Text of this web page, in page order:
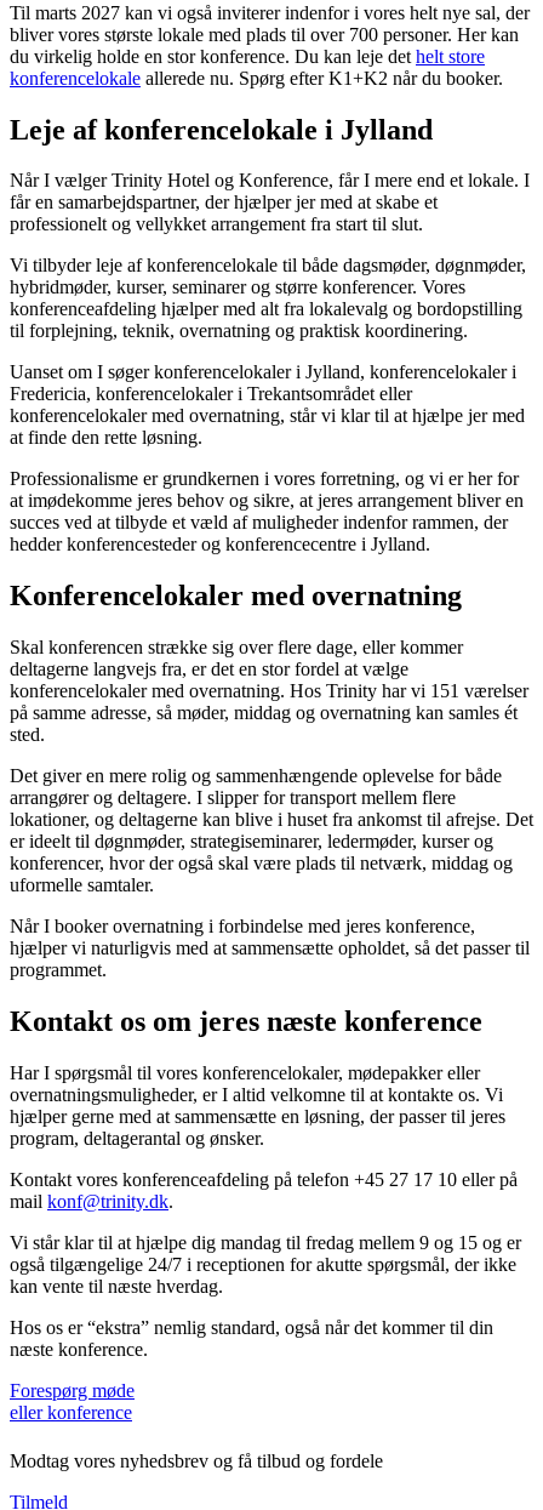
Til marts 2027 kan vi også inviterer indenfor i vores helt nye sal, der
bliver vores største lokale med plads til over 700 personer. Her kan
du virkelig holde en stor konference. Du kan leje det helt store
konferencelokale allerede nu. Spørg efter K1+K2 når du booker.
Leje af konferencelokale i Jylland
Når I vælger Trinity Hotel og Konference, får I mere end et lokale. I
får en samarbejdspartner, der hjælper jer med at skabe et
professionelt og vellykket arrangement fra start til slut.
Vi tilbyder leje af konferencelokale til både dagsmøder, døgnmøder,
hybridmøder, kurser, seminarer og større konferencer. Vores
konferenceafdeling hjælper med alt fra lokalevalg og bordopstilling
til forplejning, teknik, overnatning og praktisk koordinering.
Uanset om I søger konferencelokaler i Jylland, konferencelokaler i
Fredericia, konferencelokaler i Trekantsområdet eller
konferencelokaler med overnatning, står vi klar til at hjælpe jer med
at finde den rette løsning.
Professionalisme er grundkernen i vores forretning, og vi er her for
at imødekomme jeres behov og sikre, at jeres arrangement bliver en
succes ved at tilbyde et væld af muligheder indenfor rammen, der
hedder konferencesteder og konferencecentre i Jylland.
Konferencelokaler med overnatning
Skal konferencen strække sig over flere dage, eller kommer
deltagerne langvejs fra, er det en stor fordel at vælge
konferencelokaler med overnatning. Hos Trinity har vi 151 værelser
på samme adresse, så møder, middag og overnatning kan samles ét
sted.
Det giver en mere rolig og sammenhængende oplevelse for både
arrangører og deltagere. I slipper for transport mellem flere
lokationer, og deltagerne kan blive i huset fra ankomst til afrejse. Det
er ideelt til døgnmøder, strategiseminarer, ledermøder, kurser og
konferencer, hvor der også skal være plads til netværk, middag og
uformelle samtaler.
Når I booker overnatning i forbindelse med jeres konference,
hjælper vi naturligvis med at sammensætte opholdet, så det passer til
programmet.
Kontakt os om jeres næste konference
Har I spørgsmål til vores konferencelokaler, mødepakker eller
overnatningsmuligheder, er I altid velkomne til at kontakte os. Vi
hjælper gerne med at sammensætte en løsning, der passer til jeres
program, deltagerantal og ønsker.
Kontakt vores konferenceafdeling på telefon +45 27 17 10 eller på
mail konf@trinity.dk.
Vi står klar til at hjælpe dig mandag til fredag mellem 9 og 15 og er
også tilgængelige 24/7 i receptionen for akutte spørgsmål, der ikke
kan vente til næste hverdag.
Hos os er “ekstra” nemlig standard, også når det kommer til din
næste konference.
Forespørg møde
eller konference
Modtag vores nyhedsbrev og få tilbud og fordele
Tilmeld